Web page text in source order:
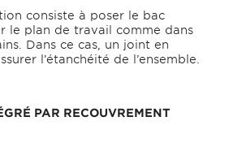
consiste à poser le bac
le plan de travail comme dans
Dans ce cas, un joint en
l’étanchéité de l’ensemble.
PAR RECOUVREMENT